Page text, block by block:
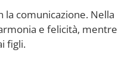
la comunicazione. Nella
e felicità, mentre
figli.